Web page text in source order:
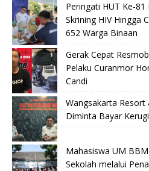
Peringati HUT Ke-
Skrining HIV Hingga
652 Warga Binaan
Gerak Cepat
Pelaku Curanmor
Candi
Wangsakarta Resort
Diminta Bayar
Mahasiswa UM
Sekolah melalui